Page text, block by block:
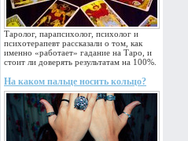
Таролог, парапсихолог, психолог и
психотерапевт рассказали о том, как
именно «работает» гадание на Таро, и
стоит ли доверять результатам на 100%.
На каком пальце носить кольцо?